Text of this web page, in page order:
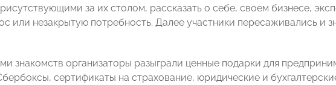
за их столом, рассказать о себе, своем бизнесе,
или незакрытую потребность. Далее участники пересаживались и
знакомств организаторы разыграли ценные подарки для
сертификаты на страхование, юридические и